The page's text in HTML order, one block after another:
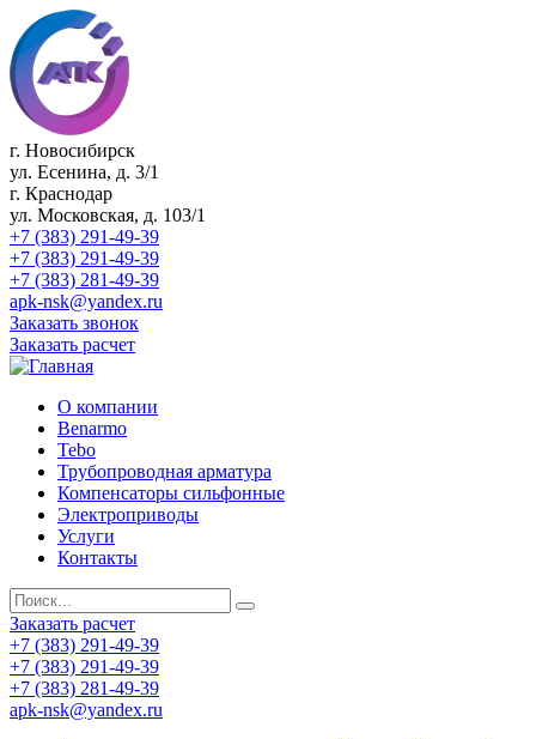
г. Новосибирск
ул. Есенина, д. 3/1
г. Краснодар
ул. Московская, д. 103/1
+7 (383) 291-49-39
+7 (383) 291-49-39
+7 (383) 281-49-39
apk-nsk@yandex.ru
Заказать звонок
Заказать расчет
О компании
Benarmo
Tebo
Трубопроводная арматура
Компенсаторы сильфонные
Электроприводы
Услуги
Контакты
Заказать расчет
+7 (383) 291-49-39
+7 (383) 291-49-39
+7 (383) 281-49-39
apk-nsk@yandex.ru